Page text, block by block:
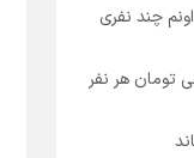
چند نفری
تومان هر نفر